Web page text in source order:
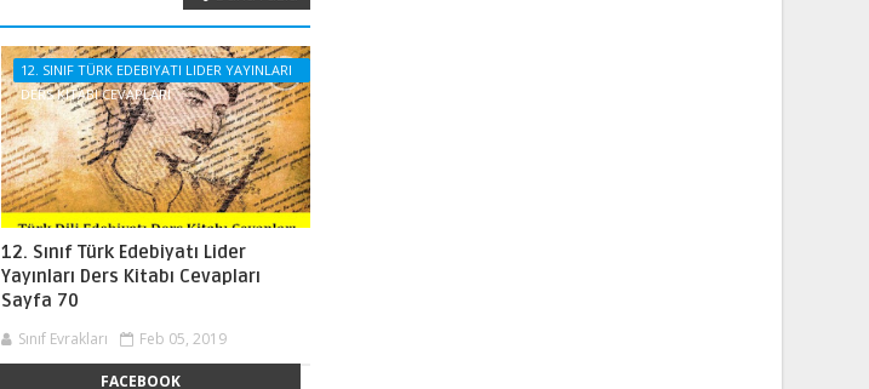
12. SINIF TÜRK EDEBIYATI LIDER YAYINLARI
DERS KITABI CEVAPLARI
12. Sınıf Türk Edebiyatı Lider
Yayınları Ders Kitabı Cevapları
Sayfa 70
Sınıf Evrakları Feb 05, 2019
FACEBOOK